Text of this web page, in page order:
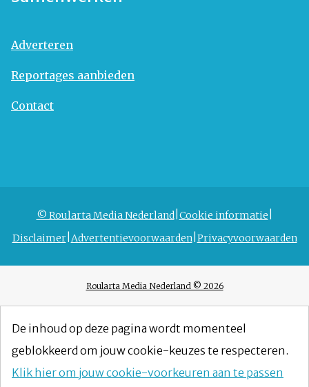
Adverteren
Reportages aanbieden
Contact
© Roularta Media Nederland Cookie informatie
Disclaimer Advertentievoorwaarden Privacyvoorwaarden
Roularta Media Nederland © 2026
De inhoud op deze pagina wordt momenteel
geblokkeerd om jouw cookie-keuzes te respecteren.
Klik hier om jouw cookie-voorkeuren aan te passen